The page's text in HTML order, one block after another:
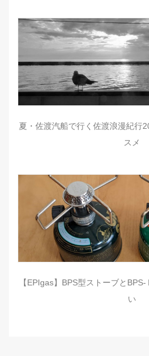
夏・佐渡汽船で行く佐渡浪漫紀行
スメ
【EPIgas】BPS型ストーブと
い